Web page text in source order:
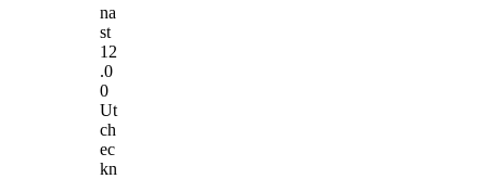
na
st
12
.0
0
Ut
ch
ec
kn